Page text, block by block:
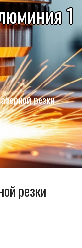
1
резки
резки